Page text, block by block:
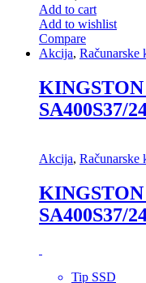
Add to cart
Add to wishlist
Compare
Akcija, Računarske
KINGSTON
SA400S37/
Akcija, Računarske
KINGSTON
SA400S37/
Tip SSD